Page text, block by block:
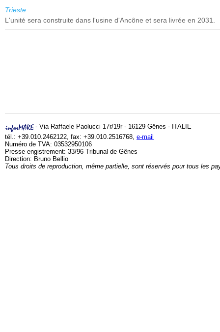
Trieste
L'unité sera construite dans l'usine d'Ancône et sera livrée en 2031.
- Via Raffaele Paolucci 17r/19r - 16129 Gênes - ITALIE
tél.: +39.010.2462122, fax: +39.010.2516768, e-mail
Numéro de TVA: 03532950106
Presse engistrement: 33/96 Tribunal de Gênes
Direction: Bruno Bellio
Tous droits de reproduction, même partielle, sont réservés pour tous les